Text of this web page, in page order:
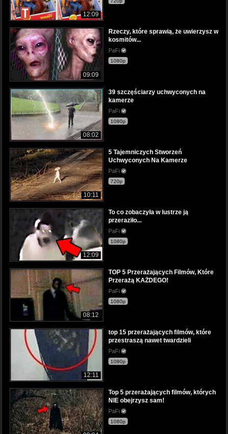
12:09
09:09
Rzeczy, które sprawią, że uwierzysz w
kosmitów...
PaFi
1080p
08:02
39 szczęściarzy uchwyconych na
kamerze
PaFi
1080p
10:11
5 Tajemniczych Stworzeń
Uchwyconych Na Kamerze
PaFi
720p
12:09
To co zobaczyła w lustrze ją
przeraziło...
PaFi
1080p
08:12
TOP 5 Przerażających Filmów, Które
Przerażą KAŻDEGO!
PaFi
1080p
12:11
top 15 przerażających filmów, które
przestraszą nawet twardzieli
PaFi
1080p
Top 5 przerażających filmów, których
NIE obejrzysz sam!
PaFi
1080p